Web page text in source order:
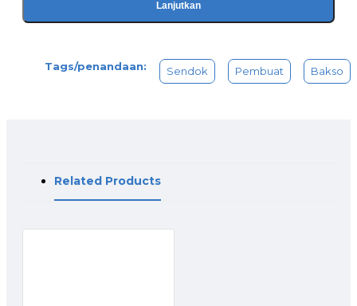
Lanjutkan
Tags/penandaan: Sendok Pembuat Bakso
Related Products